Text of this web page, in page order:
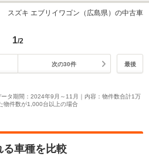
スズキ エブリイワゴン（広島県）の中古車
1/2
次の30件 最後
タ期間：2024年9月～11月｜内容：物件数合計1万
物件数が1,000台以上の場合
る車種を比較